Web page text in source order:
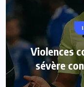
Violences
sévère